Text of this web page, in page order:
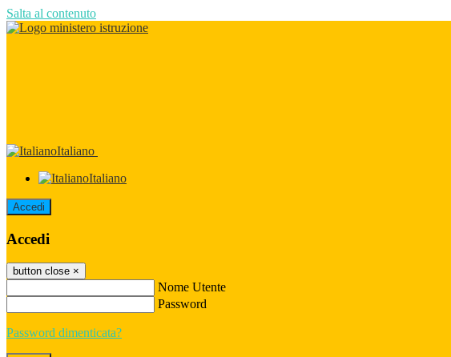
Salta al contenuto
Italiano
Italiano
Accedi
Accedi
button close ×
Nome Utente
Password
Password dimenticata?